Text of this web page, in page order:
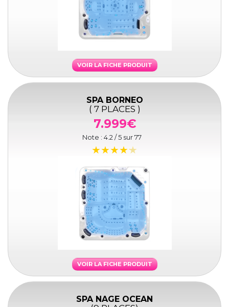
VOIR LA FICHE PRODUIT
SPA BORNEO
( 7 PLACES )
7.999€
Note : 4.2 / 5 sur77
VOIR LA FICHE PRODUIT
SPA NAGE OCEAN